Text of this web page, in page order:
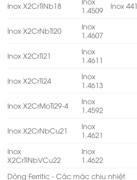
Inox X2CrTiNb18
1.4509
Inox 441
Inox X2CrNbTi20
Inox
1.4607
Inox X2CrTi21
Inox
1.4611
Inox X2CrTi24
Inox
1.4613
Inox X2CrMoTi29-4
Inox
1.4592
Inox X2CrNbCu21
Inox
1.4621
Inox
X2CrTiNbVCu22
Inox
1.4622
Dòng Ferritic - Các mác chịu nhiệt